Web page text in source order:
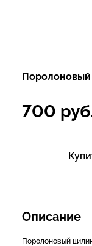
Поролоновый
700
Описание
Поролоновый